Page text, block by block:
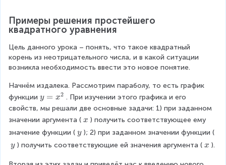
Примеры решения простейшего
квадратного уравнения
Цель данного урока – понять, что такое квадратный
корень из неотрицательного числа, и в какой ситуации
возникла необходимость ввести это новое понятие.
Начнём издалека. Рассмотрим параболу, то есть график
функции y
=
x
2
y = x2 . При изучении этого графика и его
свойств, мы решали две основные задачи: 1) при заданном
значении аргумента ( \
\
x ) получить соответствующее ему
значение функции ( \
\
y ); 2) при заданном значении функции (
\
y ) получить соответствующие ей значения аргумента ( \
x ).